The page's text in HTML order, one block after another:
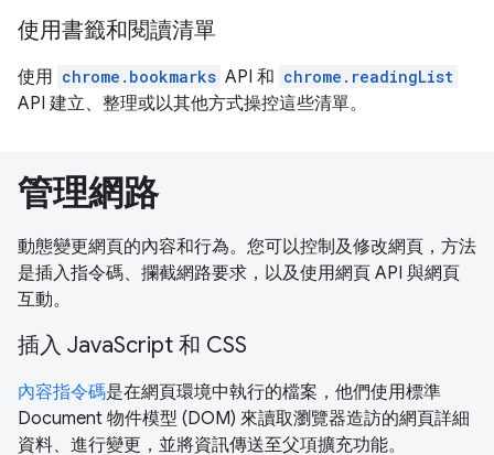
使用書籤和閱讀清單
使用 chrome.bookmarks API 和 chrome.readingList
API 建立、整理或以其他方式操控這些清單。
管理網路
動態變更網頁的內容和行為。您可以控制及修改網頁，方法
是插入指令碼、攔截網路要求，以及使用網頁 API 與網頁
互動。
插入 JavaScript 和 CSS
內容指令碼是在網頁環境中執行的檔案，他們使用標準
Document 物件模型 (DOM) 來讀取瀏覽器造訪的網頁詳細
資料、進行變更，並將資訊傳送至父項擴充功能。